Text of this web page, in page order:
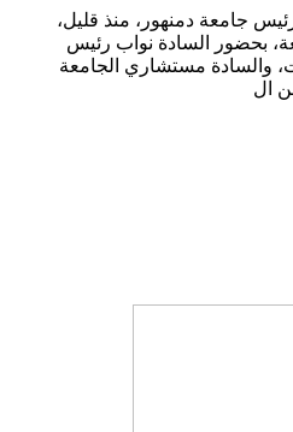
جامعة دمنهور، منذ قليل،
بحضور السادة نواب رئيس
والسادة مستشاري الجامعة
ال